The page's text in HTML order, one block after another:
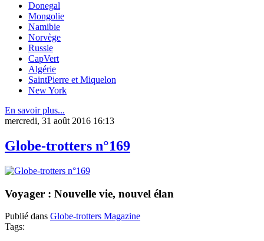
Donegal
Mongolie
Namibie
Norvège
Russie
CapVert
Algérie
SaintPierre et Miquelon
New York
En savoir plus...
mercredi, 31 août 2016 16:13
Globe-trotters n°169
Voyager : Nouvelle vie, nouvel élan
Publié dans Globe-trotters Magazine
Tags: